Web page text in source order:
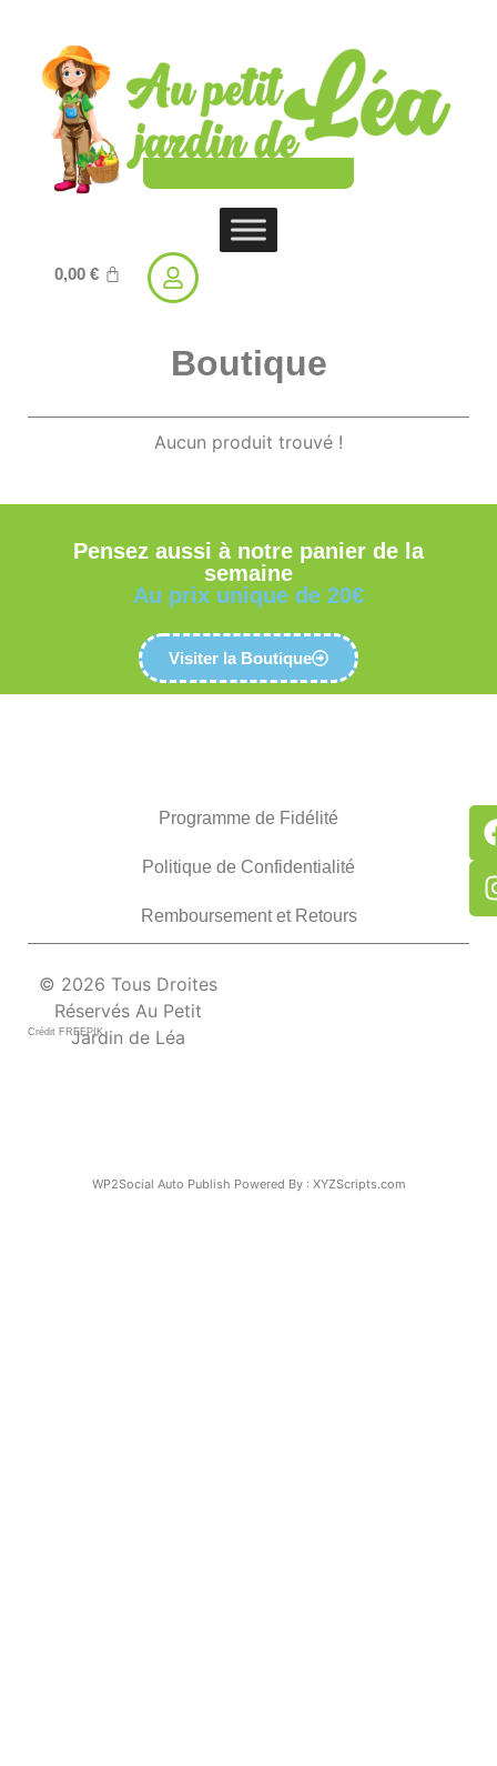
0,00 €
Boutique
Aucun produit trouvé !
Pensez aussi à notre panier de la
semaine
Au prix unique de 20€
Visiter la Boutique
Programme de Fidélité
Politique de Confidentialité
Remboursement et Retours
© 2026 Tous Droites
Réservés Au Petit
Jardin de Léa
Crédit FREEPIK
WP2Social Auto Publish Powered By : XYZScripts.com